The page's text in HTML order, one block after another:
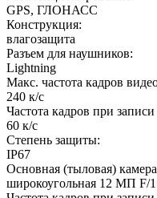
GPS, ГЛОНАСС
Конструкция:
влагозащита
Разъем для наушников:
Lightning
Макс. частота кадров
240 к/с
Частота кадров при
60 к/c
Степень защиты:
IP67
Основная (тыловая) камера
широкоугольная 12 МП F/